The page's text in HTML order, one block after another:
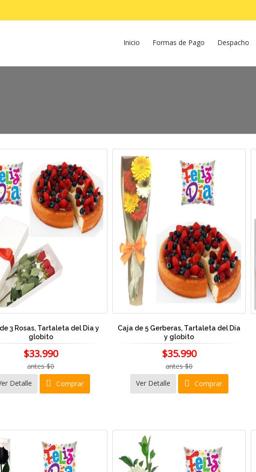
Inicio Formas de Pago Despacho
3 Rosas, Tartaleta del Dia y
globito
$33.990
antes $0
Detalle
Comprar
Caja de 5 Gerberas, Tartaleta del Dia
y globito
$35.990
antes $0
Ver Detalle
Comprar